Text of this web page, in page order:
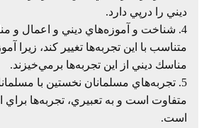
ديني‌ را درپي‌ دارد.
4. شناخت‌ و آموزه‌هاي‌ ديني‌ و اعمال‌ و
متناسب‌ با اين‌ تجربه‌ها تغيير كند، زيرا
مناسك‌ ديني‌ از اين‌ تجربه‌ها برمي‌خيزند.
5. تجربه‌هاي‌ مسلمانان‌ نخستين‌ با
متفاوت‌ است‌ و به‌ تعبيري، تجربه‌ها
است.